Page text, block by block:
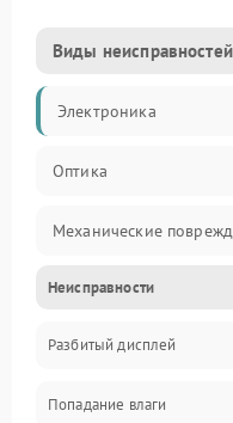
Виды неисправностей
Электроника
Оптика
Механические
Видео
Механика
Управление
Неисправности
Разбитый дисплей
Попадание влаги